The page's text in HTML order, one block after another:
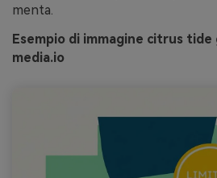
menta.
Esempio di immagine citrus tide
media.io